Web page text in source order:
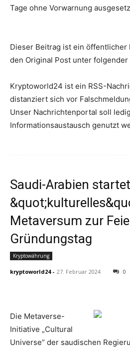
Tage ohne Vorwarnung
Dieser Beitrag ist ein öffentlicher
den Original Post unter folgender
Kryptoworld24 ist ein RSS-
distanziert sich vor
Unser Nachrichtenportal soll
Informationsaustausch genutzt
Saudi-Arabien startet
Metaversum zur
Gründungstag
Kryptowährung
kryptoworld24 - 27. Februar 2024 0
Die Metaverse-
Initiative „Cultural
Universe“ der saudischen